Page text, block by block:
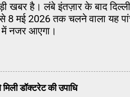
खबर है। लंबे इंतज़ार के बाद
8 मई 2026 तक चलने वाला यह
में नजर आएगा।
डॉक्टरेट की उपाधि